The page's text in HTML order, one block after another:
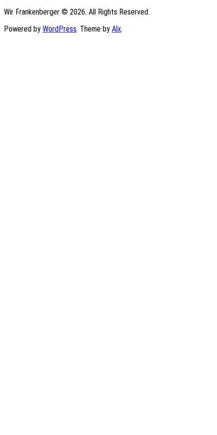
Wir Frankenberger © 2026. All Rights Reserved.
Powered by WordPress. Theme by Alx.